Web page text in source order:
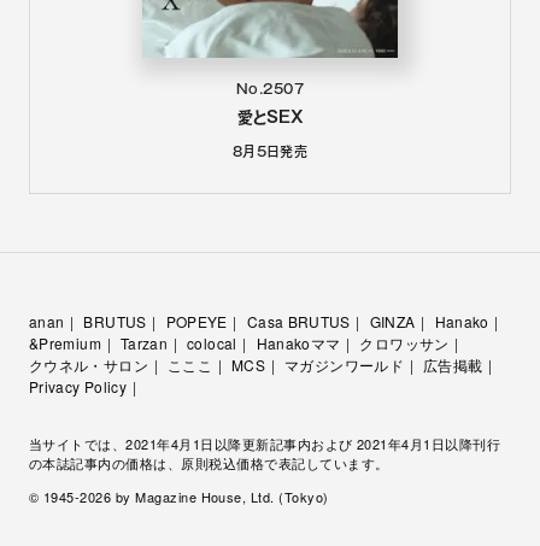
No.2507
愛とSEX
8月5日発売
anan BRUTUS POPEYE Casa BRUTUS GINZA
Hanako
&Premium
Tarzan colocal Hanakoママ
クロワッサン
クウネル・サロン
こここ MCS マガジンワールド
広告掲載
Privacy Policy
当サイトでは、2021年4月1日以降更新記事内および 2021年4月1日以降刊行
の本誌記事内の価格は、原則税込価格で表記しています。
© 1945-2026 by Magazine House, Ltd. (Tokyo)